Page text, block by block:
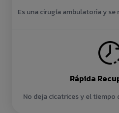
Es una cirugía ambulatoria y
Rápida
No deja cicatrices y el